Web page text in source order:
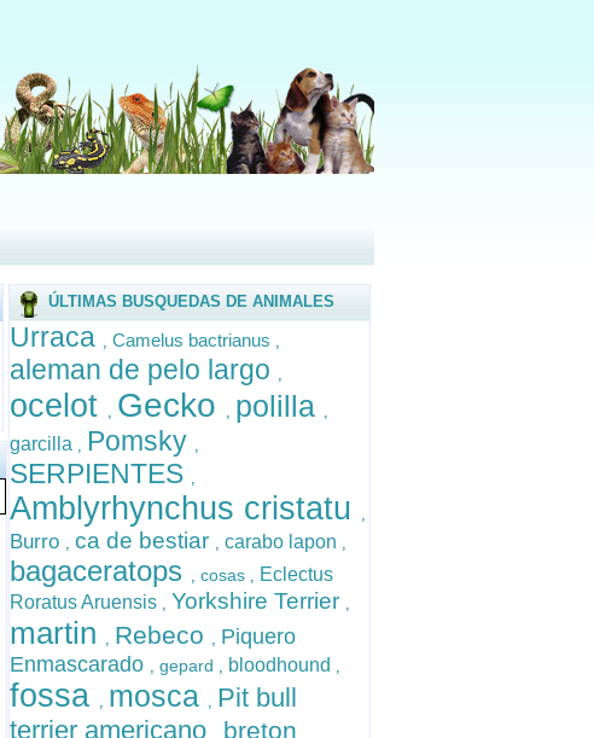
ÚLTIMAS BUSQUEDAS DE ANIMALES
Urraca , Camelus bactrianus ,
aleman de pelo largo ,
ocelot , Gecko , polilla ,
garcilla , Pomsky ,
SERPIENTES ,
Amblyrhynchus cristatu ,
Burro , ca de bestiar , carabo lapon ,
bagaceratops , cosas , Eclectus
Roratus Aruensis , Yorkshire Terrier ,
martin , Rebeco , Piquero
Enmascarado , gepard , bloodhound ,
fossa , mosca , Pit bull
terrier americano , breton ,